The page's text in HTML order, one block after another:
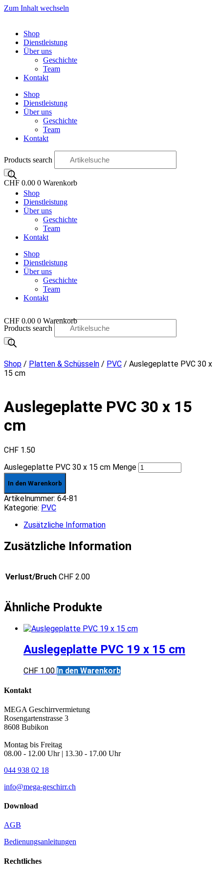
Zum Inhalt wechseln
Shop
Dienstleistung
Über uns
Geschichte
Team
Kontakt
Shop
Dienstleistung
Über uns
Geschichte
Team
Kontakt
Products search
CHF 0.00 0 Warenkorb
OO
Shop
Dienstleistung
Über uns
Geschichte
Team
Kontakt
Shop
Dienstleistung
Über uns
Geschichte
Team
Kontakt
CHF 0.00 0 Warenkorb
OO
Products search
Shop / Platten & Schüsseln / PVC / Auslegeplatte PVC 30 x
15 cm
Auslegeplatte PVC 30 x 15
cm
CHF 1.50
Auslegeplatte PVC 30 x 15 cm Menge
In den Warenkorb
Artikelnummer: 64-81
Kategorie: PVC
Zusätzliche Information
Zusätzliche Information
Verlust/Bruch CHF 2.00
Ähnliche Produkte
Auslegeplatte PVC 19 x 15 cm
CHF 1.00 In den Warenkorb
Kontakt
MEGA Geschirrvermietung
Rosengartenstrasse 3
8608 Bubikon
Montag bis Freitag
08.00 - 12.00 Uhr | 13.30 - 17.00 Uhr
044 938 02 18
info@mega-geschirr.ch
Download
AGB
Bedienungsanleitungen
Rechtliches